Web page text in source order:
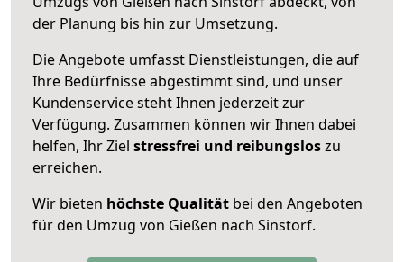
der Planung bis hin zur Umsetzung.
Die Angebote umfasst Dienstleistungen, die auf
Ihre Bedürfnisse abgestimmt sind, und unser
Kundenservice steht Ihnen jederzeit zur
Verfügung. Zusammen können wir Ihnen dabei
helfen, Ihr Ziel stressfrei und reibungsloszu
erreichen.
Wir bieten höchste Qualität bei den Angeboten
für den Umzug von Gießen nach Sinstorf.